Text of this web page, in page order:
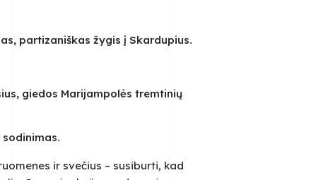
partizaniškas žygis į Skardupius.
giedos Marijampolės tremtinių
ir svečius – susiburti, kad